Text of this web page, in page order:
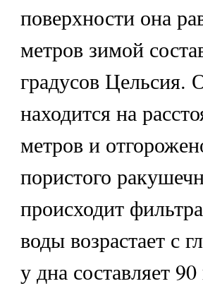
поверхности она
метров зимой
градусов Цельсия.
находится на
метров и
пористого
происходит
воды возрастает с
у дна составляет